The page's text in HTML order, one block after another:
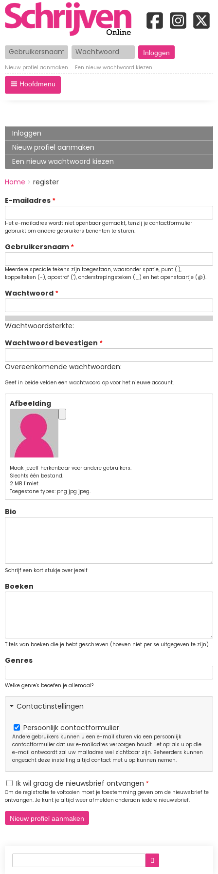
Gebruikersnaam Wachtwoord
Nieuw profiel aanmaken Een nieuw wachtwoord kiezen
Hoofdmenu
Primary
tabs
Inloggen
Nieuw profiel aanmaken
tabblad)
Een nieuw wachtwoord kiezen
BREADCRUMBS
You
here:
Home
register
E-mailadres
Het e-mailadres wordt niet openbaar gemaakt, tenzij je contactformulier
gebruikt om andere gebruikers berichten te sturen.
Gebruikersnaam
Meerdere speciale tekens zijn toegestaan, waaronder spatie, punt (.),
koppelteken (-), apostrof ('), onderstrepingsteken (_) en het apenstaartje (@).
Wachtwoord
Wachtwoordsterkte:
Wachtwoord bevestigen
Overeenkomende wachtwoorden:
Geef in beide velden een wachtwoord op voor het nieuwe account.
Afbeelding
Maak jezelf herkenbaar voor andere gebruikers.
Slechts één bestand.
2 MB limiet.
Toegestane types: png jpg jpeg.
Bio
Schrijf een kort stukje over jezelf
Boeken
Titels van boeken die je hebt geschreven (hoeven niet per se uitgegeven te zijn)
Genres
Welke genre's beoefen je allemaal?
Contactinstellingen
Persoonlijk contactformulier
Andere gebruikers kunnen u een e-mail sturen via een persoonlijk
contactformulier dat uw e-mailadres verborgen houdt. Let op: als u op die
e-mail antwoordt zal uw mailadres wel zichtbaar zijn. Beheerders kunnen
ongeacht deze instelling altijd contact met u op kunnen nemen.
Ik wil graag de nieuwsbrief ontvangen
Om de registratie te voltooien moet je toestemming geven om de nieuwsbrief te
ontvangen. Je kunt je altijd weer afmelden onderaan iedere nieuwsbrief.